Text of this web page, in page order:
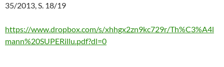
35/2013, S. 18/19
https://www.dropbox.com/s/xhhgx2zn9kc729r/Th%C3%A4l
mann%20SUPERillu.pdf?dl=0